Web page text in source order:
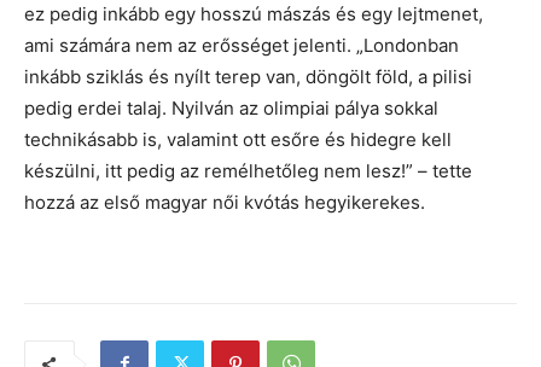
ez pedig inkább egy hosszú mászás és egy lejtmenet,
ami számára nem az erősséget jelenti. „Londonban
inkább sziklás és nyílt terep van, döngölt föld, a pilisi
pedig erdei talaj. Nyilván az olimpiai pálya sokkal
technikásabb is, valamint ott esőre és hidegre kell
készülni, itt pedig az remélhetőleg nem lesz!” – tette
hozzá az első magyar női kvótás hegyikerekes.